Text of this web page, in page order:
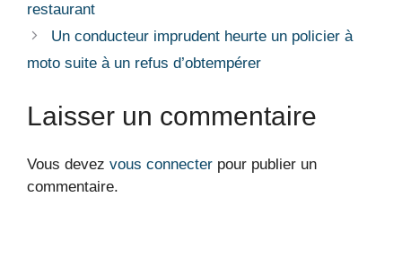
restaurant
Un conducteur imprudent heurte un policier à
moto suite à un refus d’obtempérer
Laisser un commentaire
Vous devez vous connecter pour publier un
commentaire.